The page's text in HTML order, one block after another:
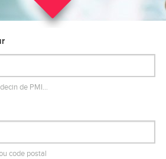
de PMI…
code postal